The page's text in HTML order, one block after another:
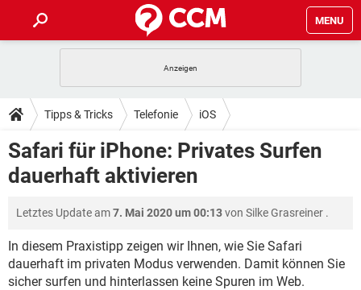
MENU
ANDROID IOS
WINDOWS 10 INSTAGRAM
WHATSAPP TIKTOK
TIPPS & TRICKS
SPIELE STREAMING
ANDROID IOS
WHATSAPP TIKTOK
FACEBOOK HARDWARE
DOWNLOADS
SPIELE STREAMING
WHATSAPP TIKTOK
FACEBOOK HARDWARE
FORUM
SPIELE STREAMING
ANDROID IOS
WINDOWS 10 INSTAGRAM
SPIELE STREAMING
ANDROID IOS
Tipps & Tricks Telefonie iOS
Safari für iPhone: Privates Surfen
dauerhaft aktivieren
Letztes Update am7. Mai 2020 um 00:13von Silke Grasreiner .
In diesem Praxistipp zeigen wir Ihnen, wie Sie Safari
dauerhaft im privaten Modus verwenden. Damit können Sie
sicher surfen und hinterlassen keine Spuren im Web.